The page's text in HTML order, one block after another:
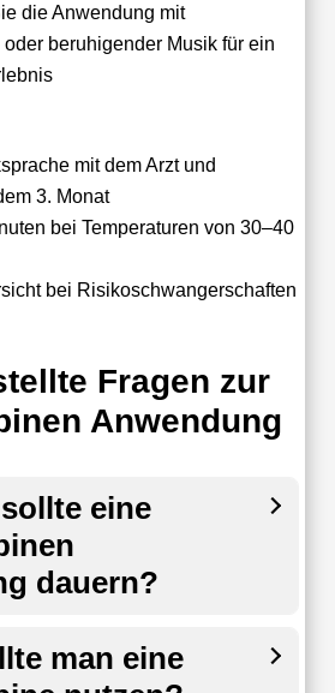
die Anwendung mit
beruhigender Musik für ein
mit dem Arzt und
3. Monat
bei Temperaturen von 30–40
bei Risikoschwangerschaften
Fragen zur
Anwendung
eine
dauern?
man eine